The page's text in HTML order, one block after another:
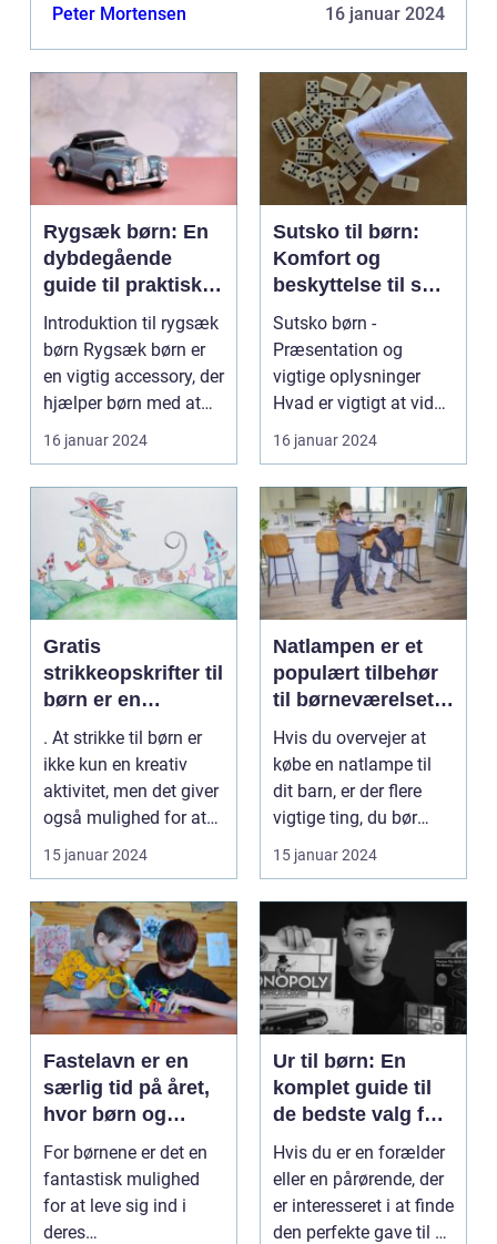
samtidig med at de kan køle sig ned. I denne
Peter Mortensen 16 januar 2024
Rygsæk børn: En
dybdegående
guide til praktiske
og komfortable
rygsække til børn
Introduktion til rygsæk
børn Rygsæk børn er
en vigtig accessory, der
hjælper børn med at
organisere...
16 januar 2024
Sutsko til børn:
Komfort og
beskyttelse til små
fødder
Sutsko børn -
Præsentation og
vigtige oplysninger
Hvad er vigtigt at vide
16 januar 2024
Gratis
strikkeopskrifter til
børn er en
fantastisk
ressource for
forældre,
bedsteforældre og
strikkeentusiaster,
der ønsker at
skabe sjove og
smukke
beklædningsgenst
ande til de små
. At strikke til børn er
ikke kun en kreativ
aktivitet, men det giver
også mulighed for at
skabe uni...
15 januar 2024
Natlampen er et
populært tilbehør
til børneværelset,
der skaber tryghed
og hjælper med at
skabe en
beroligende
atmosfære om
natten
Hvis du overvejer at
købe en natlampe til
dit barn, er der flere
vigtige ting, du bør
have i tankern...
15 januar 2024
Fastelavn er en
særlig tid på året,
hvor børn og
voksne klæder sig
ud og fejrer
traditionen med
fastelavnsfester
For børnene er det en
fantastisk mulighed
for at leve sig ind i
deres
Ur til børn: En
komplet guide til
de bedste valg for
dine små
Hvis du er en forælder
eller en pårørende, der
er interesseret i at finde
den perfekte gave til et